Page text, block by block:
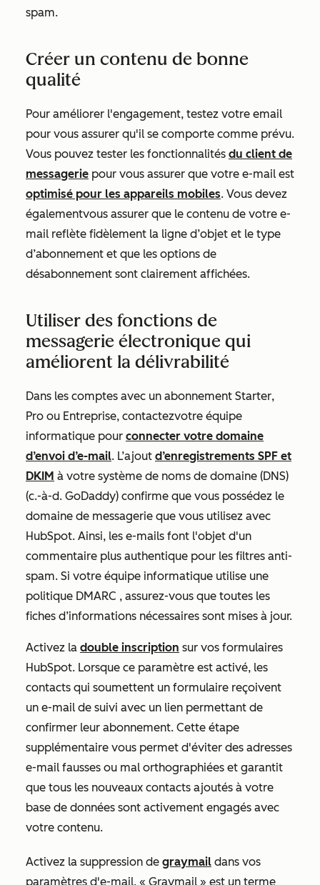
spam.
Créer un contenu de bonne
qualité
Pour améliorer l'engagement, testez votre email
pour vous assurer qu'il se comporte comme prévu.
Vous pouvez tester les fonctionnalités du client de
messagerie pour vous assurer que votre e-mail est
optimisé pour les appareils mobiles. Vous devez
égalementvous assurer que le contenu de votre e-
mail reflète fidèlement la ligne d’objet et le type
d’abonnement et que les options de
désabonnement sont clairement affichées.
Utiliser des fonctions de
messagerie électronique qui
améliorent la délivrabilité
Dans les comptes avec un abonnement Starter,
Pro ou Entreprise, contactezvotre équipe
informatique pour connecter votre domaine
d’envoi d’e-mail. L’ajout d’enregistrements SPF et
DKIM à votre système de noms de domaine (DNS)
(c.-à-d. GoDaddy) confirme que vous possédez le
domaine de messagerie que vous utilisez avec
HubSpot. Ainsi, les e-mails font l'objet d'un
commentaire plus authentique pour les filtres anti-
spam. Si votre équipe informatique utilise une
politique DMARC , assurez-vous que toutes les
fiches d’informations nécessaires sont mises à jour.
Activez la double inscription sur vos formulaires
HubSpot. Lorsque ce paramètre est activé, les
contacts qui soumettent un formulaire reçoivent
un e-mail de suivi avec un lien permettant de
confirmer leur abonnement. Cette étape
supplémentaire vous permet d'éviter des adresses
e-mail fausses ou mal orthographiées et garantit
que tous les nouveaux contacts ajoutés à votre
base de données sont activement engagés avec
votre contenu.
Activez la suppression de graymail dans vos
paramètres d'e-mail. « Graymail » est un terme